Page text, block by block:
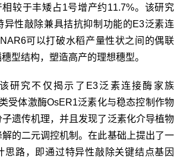
较于丰矮占1号增产约11.7%。该研究
异性敲除兼具拮抗抑制功能的E3泛素连
可以打破水稻产量性状之间的偶联
型结构，塑造高产的理想穗型。
研究不仅揭示了 E3泛素连接酶家族
受体激酶OsER1泛素化与稳态控制作物
遗传机理，并且发现了泛素化介导植物
的二元调控机制。在此基础上提出了一
思路，即通过特异性敲除关键结点基因